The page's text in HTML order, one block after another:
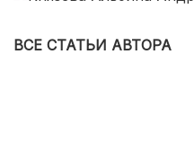
ВСЕ СТАТЬИ АВТОРА